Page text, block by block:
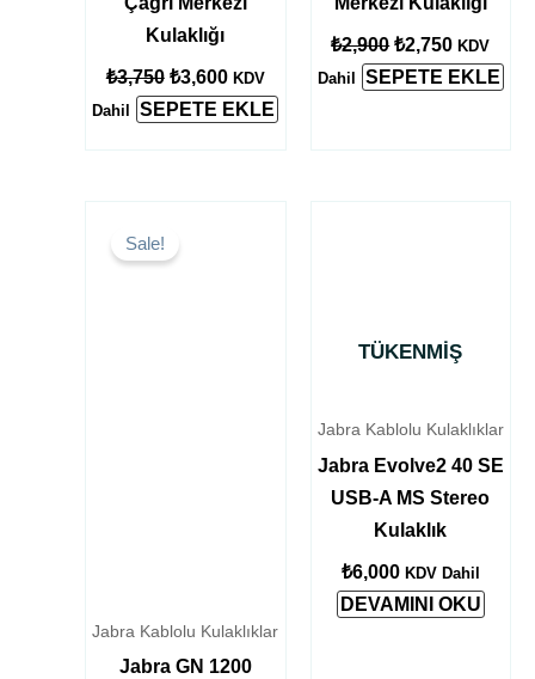
Kulaklığı
₺3,750 ₺3,600 KDV
Dahil
SEPETE EKLE
₺2,900 ₺2,750 KDV
Dahil
SEPETE EKLE
Sale!
Jabra Kablolu Kulaklıklar
Jabra GN 1200
fiyat:
₺900.
TÜKENMIŞ
Jabra Kablolu Kulaklıklar
Jabra Evolve2 40 SE
USB-A MS Stereo
Kulaklık
₺6,000 KDV Dahil
DEVAMINI OKU